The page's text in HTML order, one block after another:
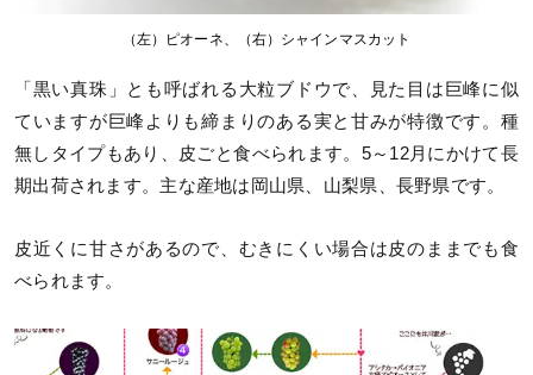
（左）ピオーネ、（右）シャインマスカット
「黒い真珠」とも呼ばれる大粒ブドウで、見た目は巨峰に似
ていますが巨峰よりも締まりのある実と甘みが特徴です。種
無しタイプもあり、皮ごと食べられます。5～12月にかけて長
期出荷されます。主な産地は岡山県、山梨県、長野県です。
皮近くに甘さがあるので、むきにくい場合は皮のままでも食
べられます。